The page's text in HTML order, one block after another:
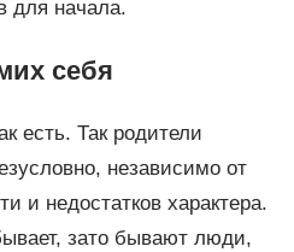
для начала.
себя
есть. Так родители
независимо от
и недостатков характера.
зато бывают люди,